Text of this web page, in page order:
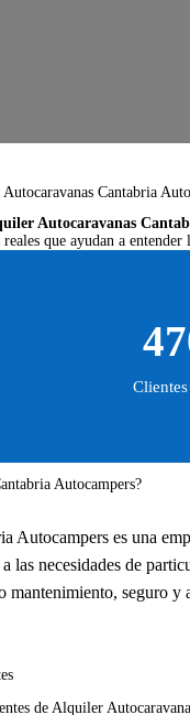
Cantabria
Autocaravanas
que ayudan a
Autocampers?
Autocampers es una
las necesidades de
mantenimiento, seguro